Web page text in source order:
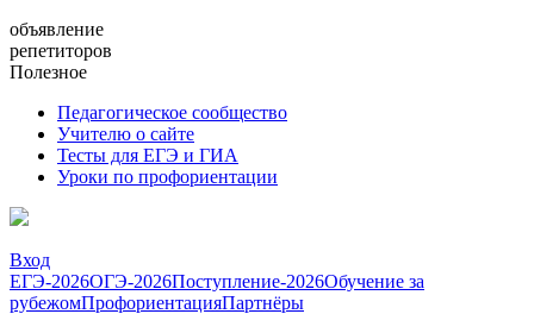
объявление
репетиторов
Полезное
Педагогическое сообщество
Учителю о сайте
Тесты для ЕГЭ и ГИА
Уроки по профориентации
Вход
ЕГЭ-2026ОГЭ-2026Поступление-2026Обучение за
рубежомПрофориентацияПартнёры